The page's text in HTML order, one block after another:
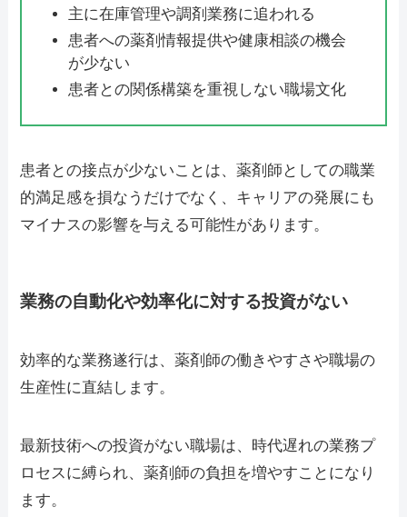
主に在庫管理や調剤業務に追われる
患者への薬剤情報提供や健康相談の機会
が少ない
患者との関係構築を重視しない職場文化
患者との接点が少ないことは、薬剤師としての職業
的満足感を損なうだけでなく、キャリアの発展にも
マイナスの影響を与える可能性があります。
業務の自動化や効率化に対する投資がない
効率的な業務遂行は、薬剤師の働きやすさや職場の
生産性に直結します。
最新技術への投資がない職場は、時代遅れの業務プ
ロセスに縛られ、薬剤師の負担を増やすことになり
ます。